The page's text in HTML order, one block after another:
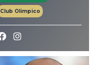
Club Olimpico